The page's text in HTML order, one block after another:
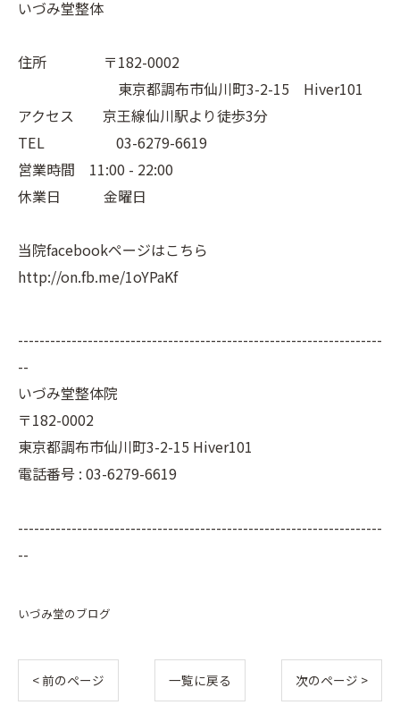
いづみ堂整体
住所 〒182-0002
東京都調布市仙川町3-2-15 Hiver101
アクセス 京王線仙川駅より徒歩3分
TEL 03-6279-6619
営業時間 11:00 - 22:00
休業日 金曜日
当院facebookページはこちら
http://on.fb.me/1oYPaKf
--------------------------------------------------------------------
--
いづみ堂整体院
〒182-0002
東京都調布市仙川町3-2-15 Hiver101
電話番号 : 03-6279-6619
--------------------------------------------------------------------
--
いづみ堂のブログ
< 前のページ 一覧に戻る 次のページ >